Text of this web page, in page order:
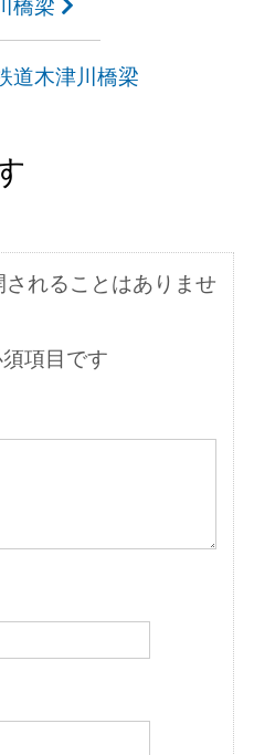
道木津川橋梁
れることはありませ
項目です